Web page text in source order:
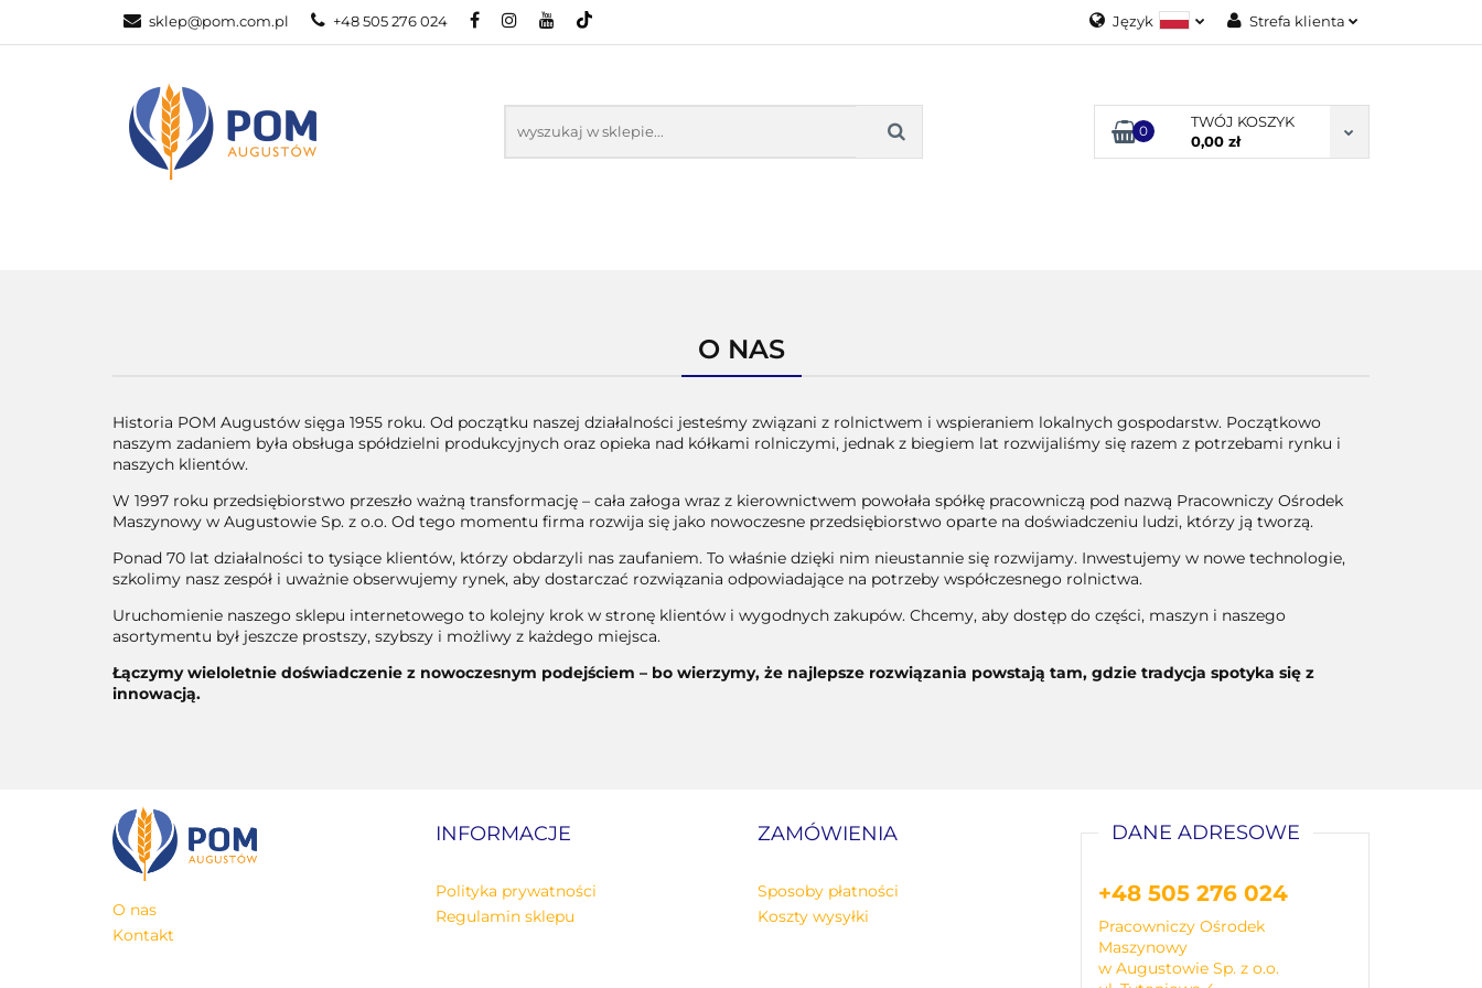
sklep@pom.com.pl +48 505 276 024 Język
English
Strefa klienta
Załóż konto
Dodaj zgłoszenie
0
TWÓJ KOSZYK
0,00 zł
O NAS
Historia POM Augustów sięga 1955 roku. Od początku naszej działalności jesteśmy związani z rolnictwem i wspieraniem lokalnych gospodarstw. Początkowo
naszym zadaniem była obsługa spółdzielni produkcyjnych oraz opieka nad kółkami rolniczymi, jednak z biegiem lat rozwijaliśmy się razem z potrzebami rynku i
naszych klientów.
W 1997 roku przedsiębiorstwo przeszło ważną transformację – cała załoga wraz z kierownictwem powołała spółkę pracowniczą pod nazwą Pracowniczy Ośrodek
Maszynowy w Augustowie Sp. z o.o. Od tego momentu firma rozwija się jako nowoczesne przedsiębiorstwo oparte na doświadczeniu ludzi, którzy ją tworzą.
Ponad 70 lat działalności to tysiące klientów, którzy obdarzyli nas zaufaniem. To właśnie dzięki nim nieustannie się rozwijamy. Inwestujemy w nowe technologie,
szkolimy nasz zespół i uważnie obserwujemy rynek, aby dostarczać rozwiązania odpowiadające na potrzeby współczesnego rolnictwa.
Uruchomienie naszego sklepu internetowego to kolejny krok w stronę klientów i wygodnych zakupów. Chcemy, aby dostęp do części, maszyn i naszego
asortymentu był jeszcze prostszy, szybszy i możliwy z każdego miejsca.
Łączymy wieloletnie doświadczenie z nowoczesnym podejściem – bo wierzymy, że najlepsze rozwiązania powstają tam, gdzie tradycja spotyka się z
innowacją.
O nas
Kontakt
INFORMACJE
Polityka prywatności
Regulamin sklepu
ZAMÓWIENIA
Sposoby płatności
Koszty wysyłki
DANE ADRESOWE
+48 505 276 024
Pracowniczy Ośrodek
Maszynowy
w Augustowie Sp. z o.o.